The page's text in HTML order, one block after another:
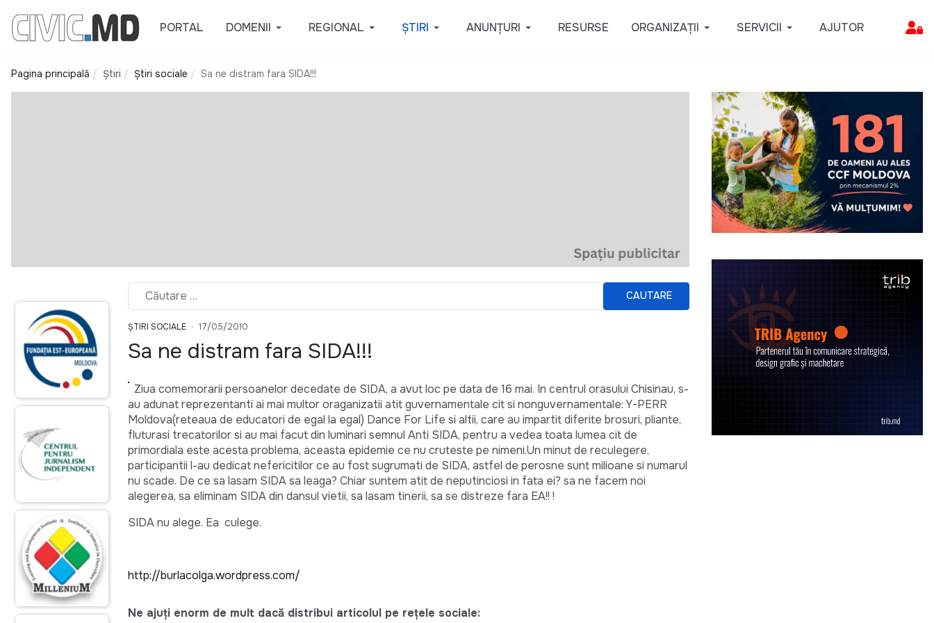
PORTAL DOMENII REGIONAL ȘTIRI ANUNȚURI RESURSE ORGANIZAȚII SERVICII AJUTOR
Pagina principală Știri Știri sociale Sa ne distram fara SIDA!!!
CAUTARE
ȘTIRI SOCIALE 17/05/2010
Sa ne distram fara SIDA!!!
Ziua comemorarii persoanelor decedate de SIDA, a avut loc pe data de 16 mai. In centrul orasului Chisinau, s-
au adunat reprezentanti ai mai multor oraganizatii atit guvernamentale cit si nonguvernamentale: Y-PERR
Moldova(reteaua de educatori de egal la egal) Dance For Life si altii, care au impartit diferite brosuri, pliante,
fluturasi trecatorilor si au mai facut din luminari semnul Anti SIDA, pentru a vedea toata lumea cit de
primordiala este acesta problema, aceasta epidemie ce nu cruteste pe nimeni.Un minut de reculegere,
participantii l-au dedicat nefericitilor ce au fost sugrumati de SIDA, astfel de perosne sunt milioane si numarul
nu scade. De ce sa lasam SIDA sa leaga? Chiar suntem atit de neputinciosi in fata ei? sa ne facem noi
alegerea, sa eliminam SIDA din dansul vietii, sa lasam tinerii, sa se distreze fara EA!! !
SIDA nu alege. Ea culege.
http://burlacolga.wordpress.com/
Ne ajuți enorm de mult dacă distribui articolul pe rețele sociale: